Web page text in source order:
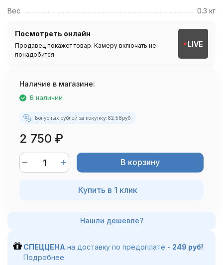
Вес
0.3 кг
Посмотреть онлайн
Продавец покажет товар. Камеру включать не
понадобится.
LIVE
Наличие в магазине:
В наличии
Бонусных рублей за покупку:82.58руб.
2 750 ₽
В корзину
Купить в 1 клик
СПЕЦЦЕНА на доставку по предоплате - 249 руб!
Подробнее